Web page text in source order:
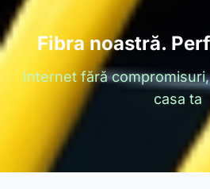
Fibra noastră.
Internet fără
casa ta